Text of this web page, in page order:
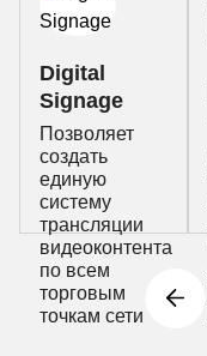
Digital
Signage
Позволяет
создать
единую
систему
трансляции
видеоконтента
по всем
торговым
точкам сети